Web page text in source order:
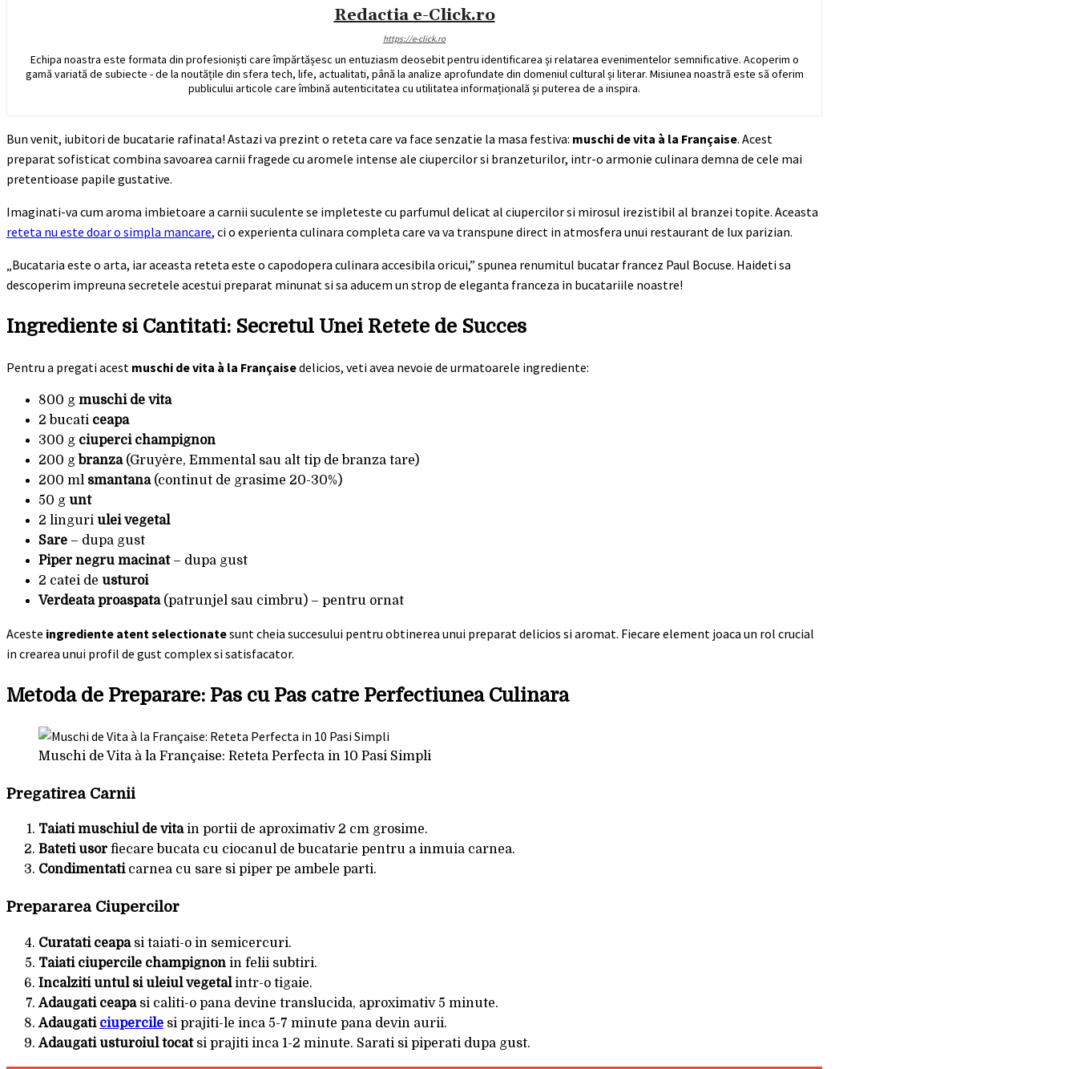
Redactia e-Click.ro
https://e-click.ro
Echipa noastra este formata din profesioniști care împărtășesc un entuziasm deosebit pentru identificarea și relatarea evenimentelor semnificative. Acoperim o
gamă variată de subiecte - de la noutățile din sfera tech, life, actualitati, până la analize aprofundate din domeniul cultural și literar. Misiunea noastră este să oferim
publicului articole care îmbină autenticitatea cu utilitatea informațională și puterea de a inspira.
Bun venit, iubitori de bucatarie rafinata! Astazi va prezint o reteta care va face senzatie la masa festiva: muschi de vita à la Française. Acest
preparat sofisticat combina savoarea carnii fragede cu aromele intense ale ciupercilor si branzeturilor, intr-o armonie culinara demna de cele mai
pretentioase papile gustative.
Imaginati-va cum aroma imbietoare a carnii suculente se impleteste cu parfumul delicat al ciupercilor si mirosul irezistibil al branzei topite. Aceasta
reteta nu este doar o simpla mancare, ci o experienta culinara completa care va va transpune direct in atmosfera unui restaurant de lux parizian.
„Bucataria este o arta, iar aceasta reteta este o capodopera culinara accesibila oricui,” spunea renumitul bucatar francez Paul Bocuse. Haideti sa
descoperim impreuna secretele acestui preparat minunat si sa aducem un strop de eleganta franceza in bucatariile noastre!
Ingrediente si Cantitati: Secretul Unei Retete de Succes
Pentru a pregati acest muschi de vita à la Françaisedelicios, veti avea nevoie de urmatoarele ingrediente:
800 g muschi de vita
2 bucati ceapa
300 g ciuperci champignon
200 g branza(Gruyère, Emmental sau alt tip de branza tare)
200 ml smantana(continut de grasime 20-30%)
50 g unt
2 linguri ulei vegetal
Sare – dupa gust
Piper negru macinat– dupa gust
2 catei de usturoi
Verdeata proaspata(patrunjel sau cimbru) – pentru ornat
Aceste ingrediente atent selectionatesunt cheia succesului pentru obtinerea unui preparat delicios si aromat. Fiecare element joaca un rol crucial
in crearea unui profil de gust complex si satisfacator.
Metoda de Preparare: Pas cu Pas catre Perfectiunea Culinara
Muschi de Vita à la Française: Reteta Perfecta in 10 Pasi Simpli
Pregatirea Carnii
Taiati muschiul de vitain portii de aproximativ 2 cm grosime.
Bateti usor fiecare bucata cu ciocanul de bucatarie pentru a inmuia carnea.
Condimentaticarnea cu sare si piper pe ambele parti.
Prepararea Ciupercilor
Curatati ceapasi taiati-o in semicercuri.
Taiati ciupercile champignon in felii subtiri.
Incalziti untul si uleiul vegetalintr-o tigaie.
Adaugati ceapasi caliti-o pana devine translucida, aproximativ 5 minute.
Adaugati ciupercile si prajiti-le inca 5-7 minute pana devin aurii.
Adaugati usturoiul tocatsi prajiti inca 1-2 minute. Sarati si piperati dupa gust.